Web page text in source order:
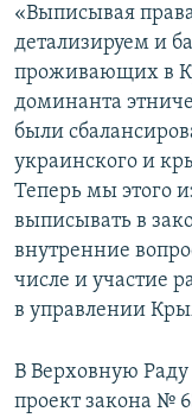
«Выписывая
детализируем и
проживающих в
доминанта
были
украинского и
Теперь мы этого
выписывать в
внутренние
числе и участие
в управлении
В Верховную
проект закона №